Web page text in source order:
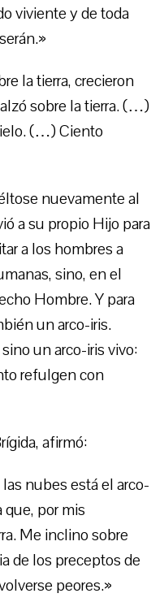
viviente y de toda
la tierra, crecieron
sobre la tierra. (…)
(…) Ciento
nuevamente al
a su propio Hijo para
a los hombres a
sino, en el
Hombre. Y para
un arco-iris.
un arco-iris vivo:
refulgen con
afirmó:
nubes está el arco-
que, por mis
Me inclino sobre
de los preceptos de
peores.»